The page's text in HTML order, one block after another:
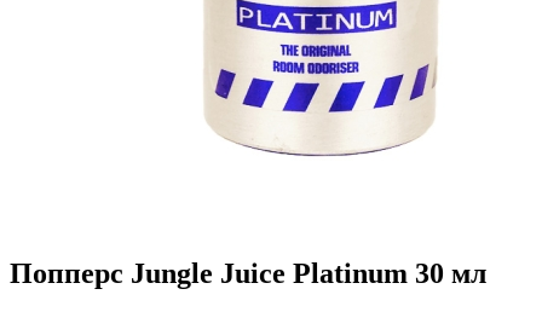
Попперс Jungle Juice Platinum 30 мл